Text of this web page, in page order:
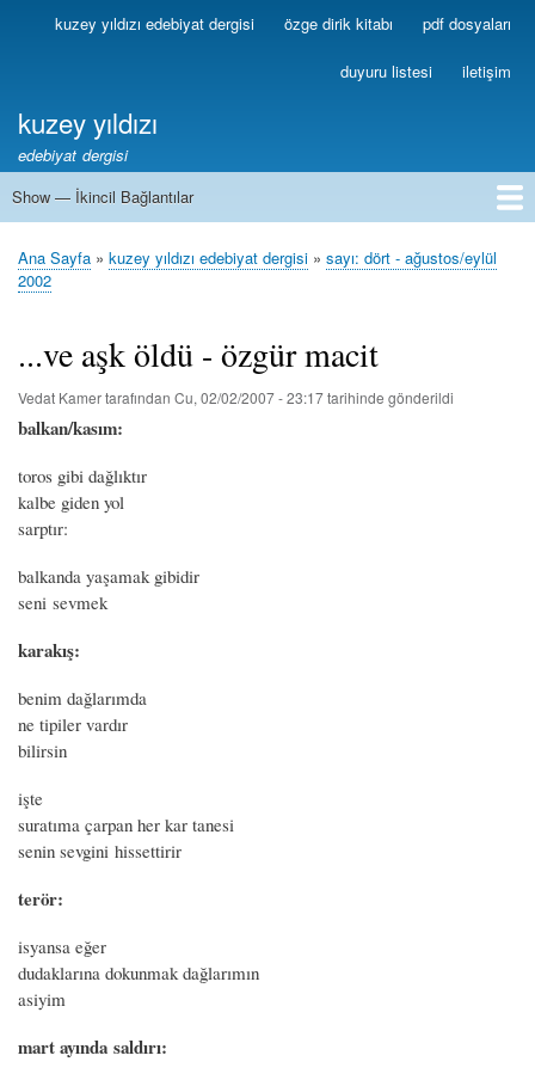
Ana
içeriğe
Birincilkuzey yıldızı edebiyat dergisi özge dirik kitabı pdf dosyaları
duyuru listesi iletişim
kuzey yıldızı
edebiyat dergisi
İkincil
Show — İkincil Bağlantılar
1
2
3
4
5
6
7
8
9
10
11
12
13
Sayfa
Ana Sayfa kuzey yıldızı edebiyat dergisi
sayı: dört - ağustos/eylül
2002
...ve aşk öldü - özgür macit
Vedat Kamertarafından Cu, 02/02/2007 - 23:17tarihinde gönderildi
balkan/kasım:
toros gibi dağlıktır
kalbe giden yol
sarptır:
balkanda yaşamak gibidir
seni sevmek
karakış:
benim dağlarımda
ne tipiler vardır
bilirsin
işte
suratıma çarpan her kar tanesi
senin sevgini hissettirir
terör:
isyansa eğer
dudaklarına dokunmak dağlarımın
asiyim
mart ayında saldırı: